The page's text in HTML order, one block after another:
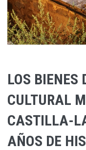
LOS BIENES
CULTURAL
CASTILLA-
AÑOS DE